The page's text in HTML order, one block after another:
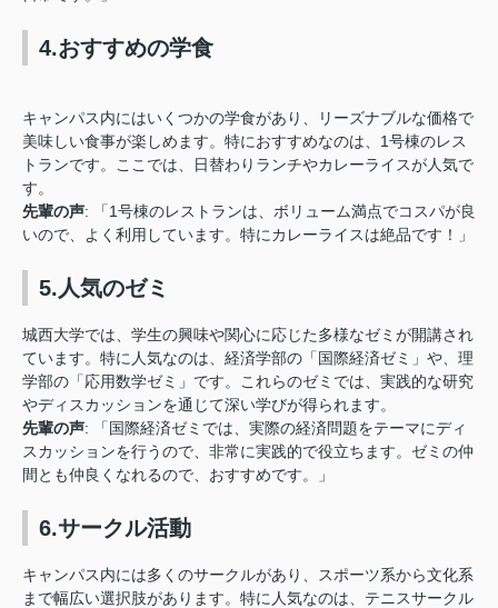
4.おすすめの学食
キャンパス内にはいくつかの学食があり、リーズナブルな価格で
美味しい食事が楽しめます。特におすすめなのは、1号棟のレス
トランです。ここでは、日替わりランチやカレーライスが人気で
す。
先輩の声: 「1号棟のレストランは、ボリューム満点でコスパが良
いので、よく利用しています。特にカレーライスは絶品です！」
5.人気のゼミ
城西大学では、学生の興味や関心に応じた多様なゼミが開講され
ています。特に人気なのは、経済学部の「国際経済ゼミ」や、理
学部の「応用数学ゼミ」です。これらのゼミでは、実践的な研究
やディスカッションを通じて深い学びが得られます。
先輩の声: 「国際経済ゼミでは、実際の経済問題をテーマにディ
スカッションを行うので、非常に実践的で役立ちます。ゼミの仲
間とも仲良くなれるので、おすすめです。」
6.サークル活動
キャンパス内には多くのサークルがあり、スポーツ系から文化系
まで幅広い選択肢があります。特に人気なのは、テニスサークル